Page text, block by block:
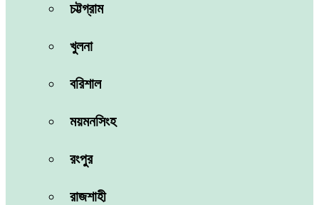
চট্টগ্রাম
খুলনা
বরিশাল
ময়মনসিংহ
রংপুর
রাজশাহী